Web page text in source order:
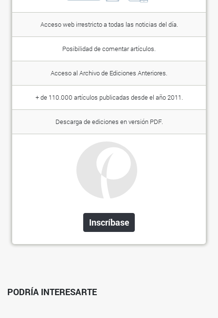
Acceso web irrestricto a todas las noticias del día.
Posibilidad de comentar artículos.
Acceso al Archivo de Ediciones Anteriores.
+ de 110.000 artículos publicadas desde el año 2011.
Descarga de ediciones en versión PDF.
Inscríbase
PODRÍA INTERESARTE